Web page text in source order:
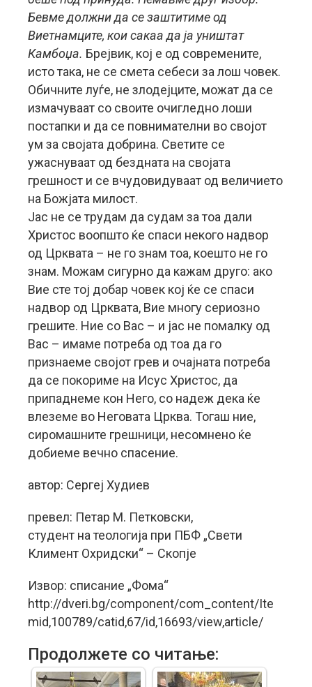
Бевме должни да се заштитиме од
Виетнамците, кои сакаа да ја уништат
Камбоџа. Брејвик, кој е од современите,
исто така, не се смета себеси за лош човек.
Обичните луѓе, не злодејците, можат да се
измачуваат со своите очигледно лоши
постапки и да се повнимателни во својот
ум за својата добрина. Светите се
ужаснуваат од бездната на својата
грешност и се вчудовидуваат од величието
на Божјата милост.
Јас не се трудам да судам за тоа дали
Христос воопшто ќе спаси некого надвор
од Црквата – не го знам тоа, коешто не го
знам. Можам сигурно да кажам друго: ако
Вие сте тој добар човек кој ќе се спаси
надвор од Црквата, Вие многу сериозно
грешите. Ние со Вас – и јас не помалку од
Вас – имаме потреба од тоа да го
признаеме својот грев и очајната потреба
да се покориме на Исус Христос, да
припаднеме кон Него, со надеж дека ќе
влеземе во Неговата Црква. Тогаш ние,
сиромашните грешници, несомнено ќе
добиеме вечно спасение.
автор: Сергеј Худиев
превел: Петар М. Петковски,
студент на теологија при ПБФ „Свети
Климент Охридски“ – Скопје
Извор: списание „Фома“
http://dveri.bg/component/com_content/Ite
mid,100789/catid,67/id,16693/view,article/
Продолжете со читање: